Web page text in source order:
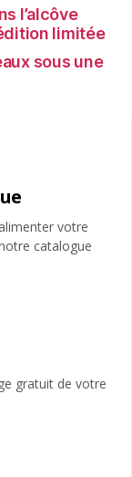
l’alcôve
limitée
sous une
votre
catalogue
gratuit de votre